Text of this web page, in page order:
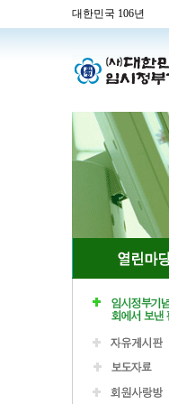
대한민국 106년